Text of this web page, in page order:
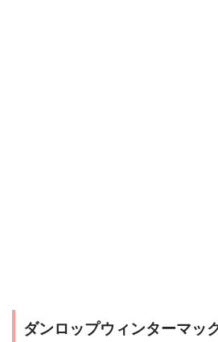
ダンロップウィンターマッ